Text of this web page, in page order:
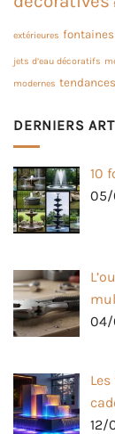
extérieures
jets d’eau décoratifs
modernes
DERNIERS
10
12/